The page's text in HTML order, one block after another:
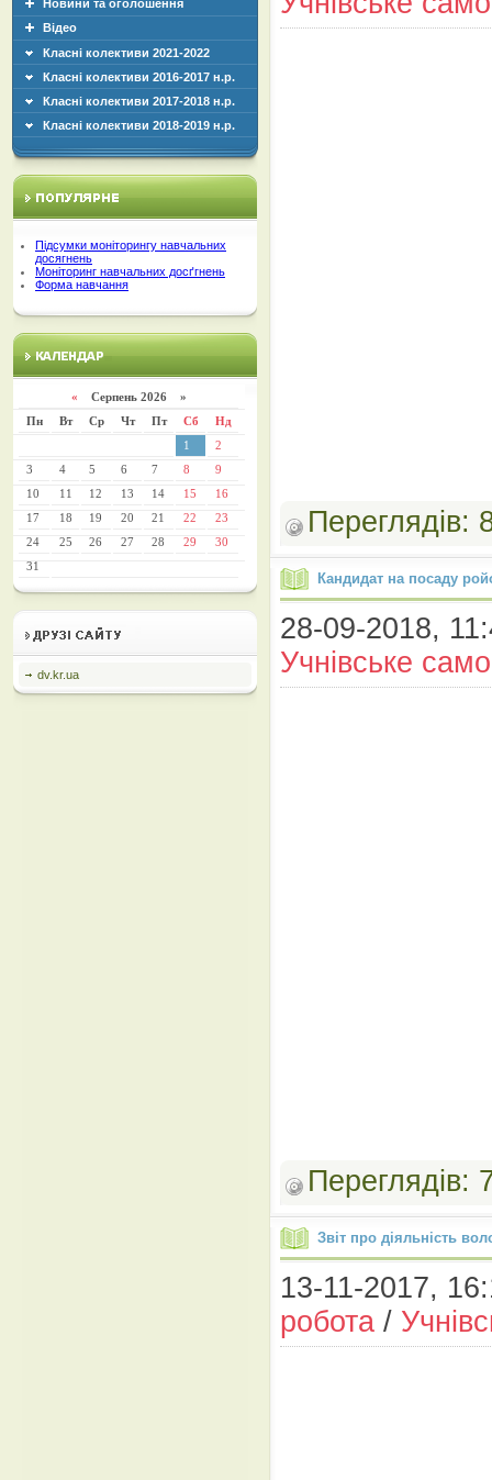
Новини та оголошення
Відео
Класні колективи 2021-2022
Класні колективи 2016-2017 н.р.
Класні колективи 2017-2018 н.р.
Класні колективи 2018-2019 н.р.
Підсумки моніторингу навчальних
досягнень
Моніторинг навчальних досґгнень
Форма навчання
« Серпень 2026 »
Пн
Вт Ср Чт Пт Сб
Нд
1
2
3
4 5 6 7 8
9
10
11 12 13 14 15
16
17
18 19 20 21 22
23
24
25 26 27 28 29
30
31
dv.kr.ua
Кандидат на посаду
28-09-2018,
Учнівське
Звіт про діяльність
13-11-2017,
робота /